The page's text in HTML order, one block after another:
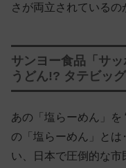
さが両立されているの
サンヨー食品「サ
うどん!? タテビッ
あの「塩らーめん」を
の「塩らーめん」と
い、日本で圧倒的な